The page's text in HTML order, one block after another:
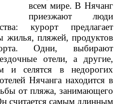
всем мире. В Нячанг
приезжают люди
курорт предлагает
жилья, пляжей, продуктов
Одни, выбирают
отели, а другие,
и селятся в недорогих
Нячанга находится в
от пляжа, занимающего
считается самым длинным